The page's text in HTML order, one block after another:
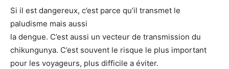
Si il est dangereux, c’est parce qu’il transmet le
paludisme mais aussi
la dengue. C’est aussi un vecteur de transmission du
chikungunya. C’est souvent le risque le plus important
pour les voyageurs, plus difficile a éviter.